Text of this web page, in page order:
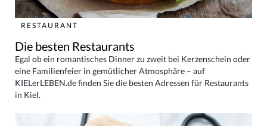
RESTAURANT
Die besten Restaurants
Egal ob ein romantisches Dinner zu zweit bei Kerzenschein oder
eine Familienfeier in gemütlicher Atmosphäre – auf
KIELerLEBEN.de finden Sie die besten Adressen für Restaurants
in Kiel.